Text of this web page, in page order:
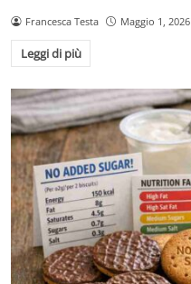
Francesca Testa Maggio 1, 2026
Leggi di più